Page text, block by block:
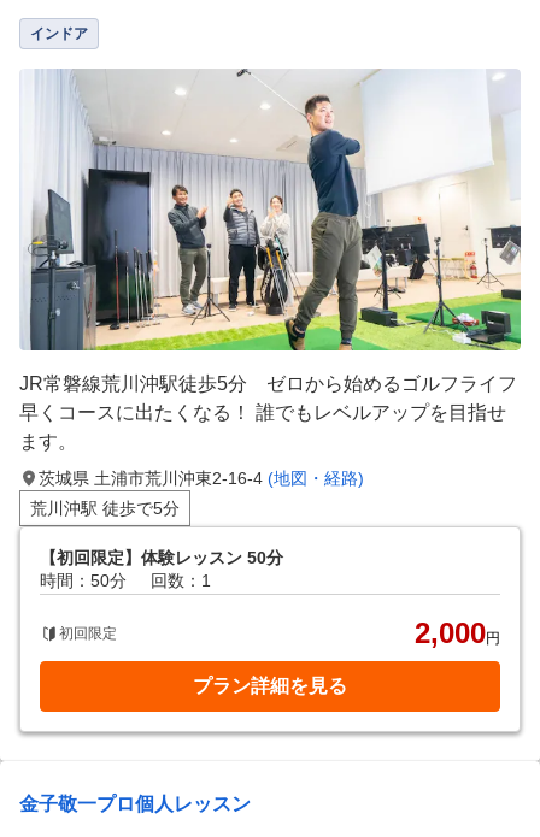
インドア
JR常磐線荒川沖駅徒歩5分 ゼロから始めるゴルフライフ
早くコースに出たくなる！ 誰でもレベルアップを目指せ
ます。
茨城県 土浦市荒川沖東2-16-4 (地図・経路)
荒川沖駅 徒歩で5分
【初回限定】体験レッスン 50分
時間：50分
回数：1
初回限定 2,000円
プラン詳細を見る
金子敬一プロ個人レッスン